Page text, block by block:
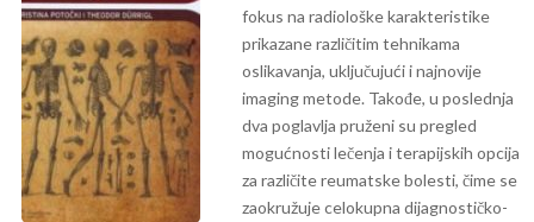
fokus na radiološke karakteristike
prikazane različitim tehnikama
oslikavanja, uključujući i najnovije
imaging metode. Takođe, u poslednja
dva poglavlja pruženi su pregled
mogućnosti lečenja i terapijskih opcija
za različite reumatske bolesti, čime se
zaokružuje celokupna dijagnostičko-